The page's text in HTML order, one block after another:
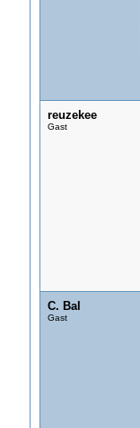
reuzekee
Gast
C. Bal
Gast